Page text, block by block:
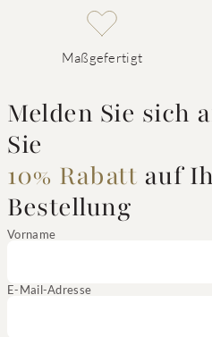
Maßgefertigt
Melden Sie sich
Sie
10% Rabatt auf
Bestellung
Vorname
E-Mail-Adresse